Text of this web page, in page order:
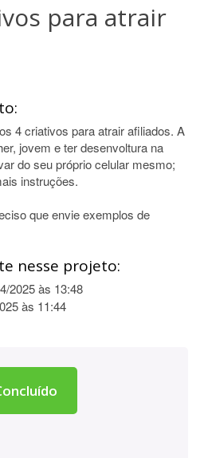
para atrair
4 criativos para atrair afiliados. A
jovem e ter desenvoltura na
do seu próprio celular mesmo;
instruções.
que envie exemplos de
nesse projeto:
2025 às 13:48
às 11:44